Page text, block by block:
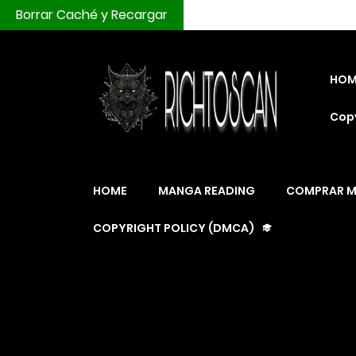
Borrar Caché y Recargar
HOME MANGA READING COMPRAR
COPYRIGHT POLICY (DMCA)